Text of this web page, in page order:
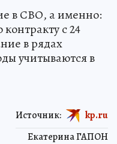
в СВО, а именно:
с 24
в рядах
учитываются в
Екатерина ГАПОН
Источник: kp.ru